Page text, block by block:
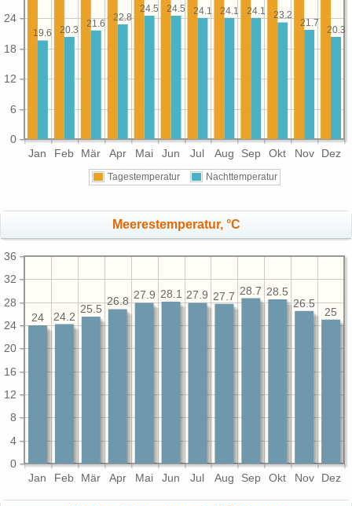
Jan Feb Mär Apr Mai Jun Jul Aug Sep Okt Nov Dez
0
6
12
18
24
20.3
21.7
23.2
24.1
24.1
24.1
24.5
24.5
22.8
21.6
20.3
19.6
Tagestemperatur Nachttemperatur
Meerestemperatur, °C
Jan Feb Mär Apr Mai Jun Jul Aug Sep Okt Nov Dez
0
4
8
12
16
20
24
28
32
36
25
26.5
28.5
28.7
27.7
27.9
28.1
27.9
26.8
25.5
24.2
24